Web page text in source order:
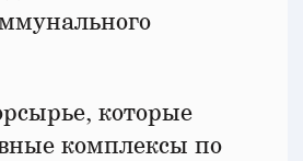
которые
комплексы по